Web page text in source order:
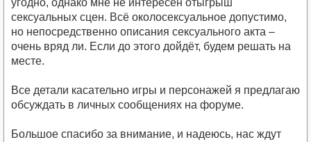
угодно, однако мне не интересен отыгрыш
сексуальных сцен. Всё околосексуальное допустимо,
но непосредственно описания сексуального акта –
очень вряд ли. Если до этого дойдёт, будем решать на
месте.
Все детали касательно игры и персонажей я предлагаю
обсуждать в личных сообщениях на форуме.
Большое спасибо за внимание, и надеюсь, нас ждут